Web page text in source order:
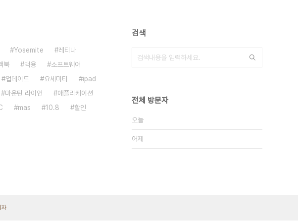
Yosemite
레티나
북 맥용
소프트웨어
업데이트 요세미티
ipad
마운틴 라이언
애플리케이션
mas 10.8
할인
검색
전체 방문자
오늘
어제
자